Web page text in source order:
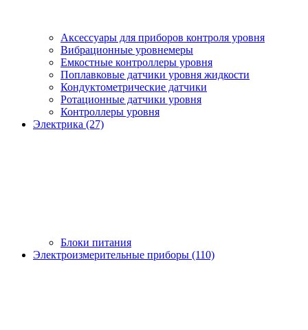
Аксессуары для приборов контроля уровня
Вибрационные уровнемеры
Емкостные контроллеры уровня
Поплавковые датчики уровня жидкости
Кондуктометрические датчики
Ротационные датчики уровня
Контроллеры уровня
Электрика (27)
Блоки питания
Электроизмерительные приборы (110)